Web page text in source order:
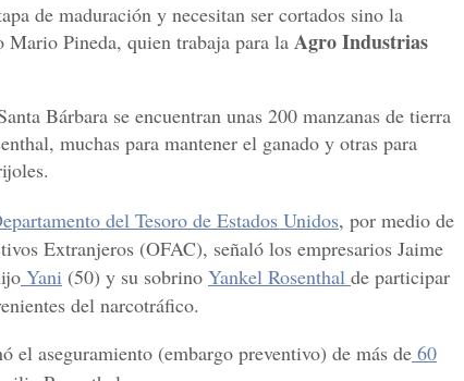
de maduración y necesitan ser cortados sino la
Mario Pineda, quien trabaja para la Agro Industrias
Bárbara se encuentran unas 200 manzanas de tierra
muchas para mantener el ganado y otras para
del Tesoro de Estados Unidos, por medio de
Extranjeros (OFAC), señaló los empresarios Jaime
Yani (50) y su sobrino Yankel Rosenthal de participar
del narcotráfico.
el aseguramiento (embargo preventivo) de más de 60